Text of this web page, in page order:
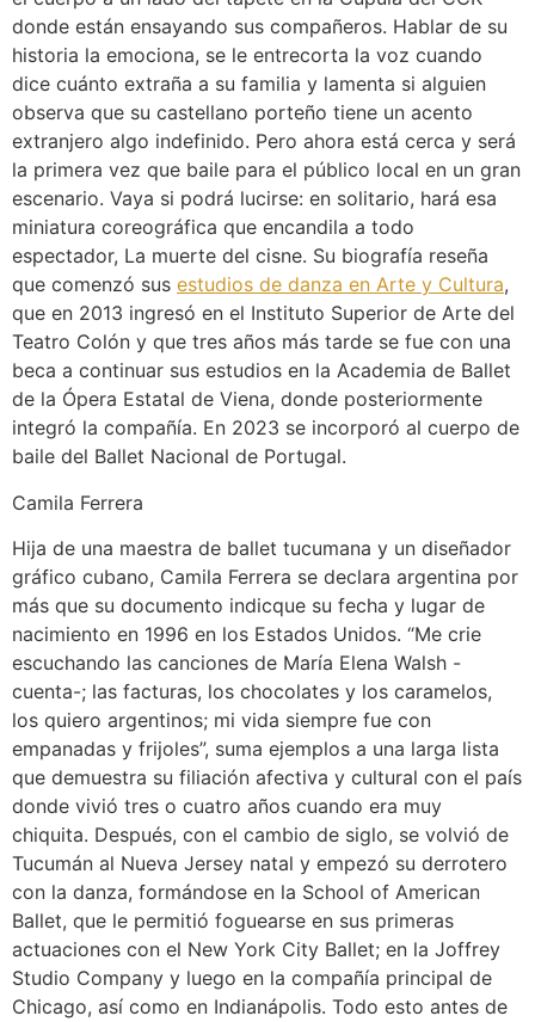
donde están ensayando sus compañeros. Hablar de su
historia la emociona, se le entrecorta la voz cuando
dice cuánto extraña a su familia y lamenta si alguien
observa que su castellano porteño tiene un acento
extranjero algo indefinido. Pero ahora está cerca y será
la primera vez que baile para el público local en un gran
escenario. Vaya si podrá lucirse: en solitario, hará esa
miniatura coreográfica que encandila a todo
espectador, La muerte del cisne. Su biografía reseña
que comenzó sus estudios de danza en Arte y Cultura,
que en 2013 ingresó en el Instituto Superior de Arte del
Teatro Colón y que tres años más tarde se fue con una
beca a continuar sus estudios en la Academia de Ballet
de la Ópera Estatal de Viena, donde posteriormente
integró la compañía. En 2023 se incorporó al cuerpo de
baile del Ballet Nacional de Portugal.
Camila Ferrera
Hija de una maestra de ballet tucumana y un diseñador
gráfico cubano, Camila Ferrera se declara argentina por
más que su documento indicque su fecha y lugar de
nacimiento en 1996 en los Estados Unidos. “Me crie
escuchando las canciones de María Elena Walsh -
cuenta-; las facturas, los chocolates y los caramelos,
los quiero argentinos; mi vida siempre fue con
empanadas y frijoles”, suma ejemplos a una larga lista
que demuestra su filiación afectiva y cultural con el país
donde vivió tres o cuatro años cuando era muy
chiquita. Después, con el cambio de siglo, se volvió de
Tucumán al Nueva Jersey natal y empezó su derrotero
con la danza, formándose en la School of American
Ballet, que le permitió foguearse en sus primeras
actuaciones con el New York City Ballet; en la Joffrey
Studio Company y luego en la compañía principal de
Chicago, así como en Indianápolis. Todo esto antes de